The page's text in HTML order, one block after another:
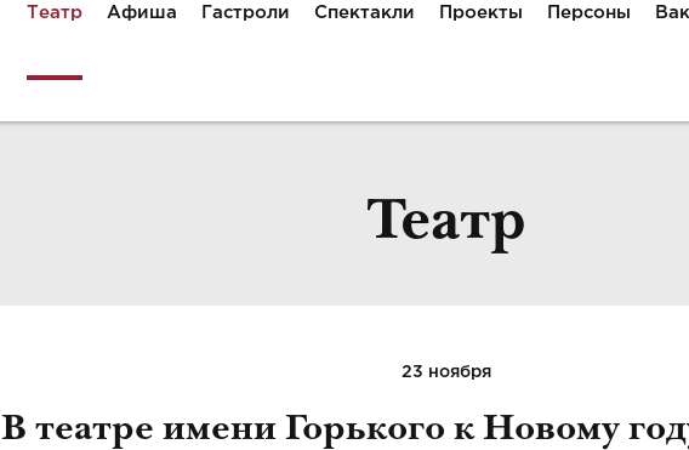
Театр Афиша Гастроли Спектакли Проекты Персоны
Театр
23 ноября
В театре имени Горького к Новому